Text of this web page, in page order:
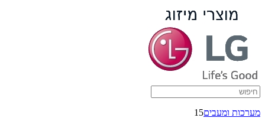
מערכות ומעבים15